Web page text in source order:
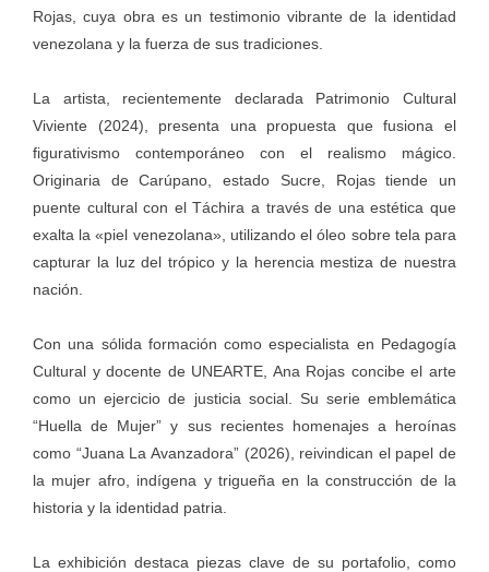
Rojas, cuya obra es un testimonio vibrante de la identidad
venezolana y la fuerza de sus tradiciones.
La artista, recientemente declarada Patrimonio Cultural
Viviente (2024), presenta una propuesta que fusiona el
figurativismo contemporáneo con el realismo mágico.
Originaria de Carúpano, estado Sucre, Rojas tiende un
puente cultural con el Táchira a través de una estética que
exalta la «piel venezolana», utilizando el óleo sobre tela para
capturar la luz del trópico y la herencia mestiza de nuestra
nación.
Con una sólida formación como especialista en Pedagogía
Cultural y docente de UNEARTE, Ana Rojas concibe el arte
como un ejercicio de justicia social. Su serie emblemática
“Huella de Mujer” y sus recientes homenajes a heroínas
como “Juana La Avanzadora” (2026), reivindican el papel de
la mujer afro, indígena y trigueña en la construcción de la
historia y la identidad patria.
La exhibición destaca piezas clave de su portafolio, como